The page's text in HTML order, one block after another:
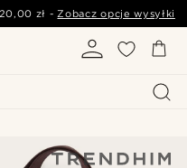
zł -Zobacz opcje wysyłki